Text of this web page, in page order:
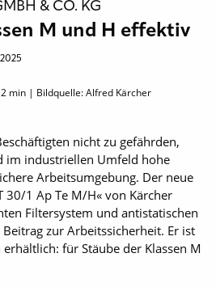
& CO. KG
M und H effektiv
2 min | Bildquelle: Alfred Kärcher
nicht zu gefährden,
im industriellen Umfeld hohe
Arbeitsumgebung. Der neue
30/1 Ap Te M/H« von Kärcher
Filtersystem und antistatischen
zur Arbeitssicherheit. Er ist
für Stäube der Klassen M